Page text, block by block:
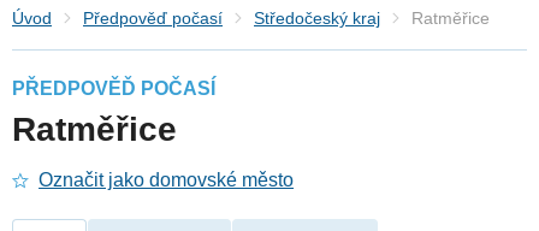
Úvod Předpověď počasí Středočeský kraj Ratměřice
PŘEDPOVĚĎ POČASÍ
Ratměřice
Označit jako domovské město